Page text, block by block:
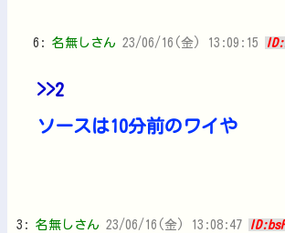
6: 名無しさん 23/06/16(金) 13:09:15
>>2
ソースは10分前のワイや
3: 名無しさん 23/06/16(金) 13:08:47